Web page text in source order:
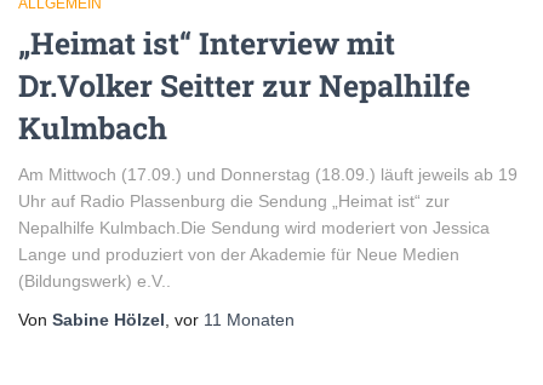
ALLGEMEIN
„Heimat ist“ Interview mit
Dr.Volker Seitter zur Nepalhilfe
Kulmbach
Am Mittwoch (17.09.) und Donnerstag (18.09.) läuft jeweils ab 19
Uhr auf Radio Plassenburg die Sendung „Heimat ist“ zur
Nepalhilfe Kulmbach.Die Sendung wird moderiert von Jessica
Lange und produziert von der Akademie für Neue Medien
(Bildungswerk) e.V..
Von Sabine Hölzel , vor 11 Monaten